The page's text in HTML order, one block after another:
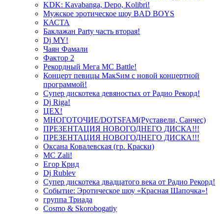
KDK: Kavabanga, Depo, Kolibri!
Мужское эротическое шоу BAD BOYS
КАСТА
Баклажан Party часть вторая!
Dj MY!
Чаян Фамали
Фактор 2
Рекордный Мега МС Battle!
Концерт певицы МакSим с новой концертной
программой!
Супер дискотека девяностых от Радио Рекорд!
Dj Riga!
ЦЕХ!
МНОГОТОЧИЕ/DOTSFAM(Руставели, Санчес)
ПРЕЗЕНТАЦИЯ НОВОГОДНЕГО ДИСКА!!!
ПРЕЗЕНТАЦИЯ НОВОГОДНЕГО ДИСКА!!!
Оксана Ковалевская (гр. Краски)
MC Zali!
Егор Крид
Dj Rublev
Супер дискотека двадцатого века от Радио Рекорд!
Событие: Эротическое шоу «Красная Шапочка»!
группа Триада
Cosmo & Skorobogatiy